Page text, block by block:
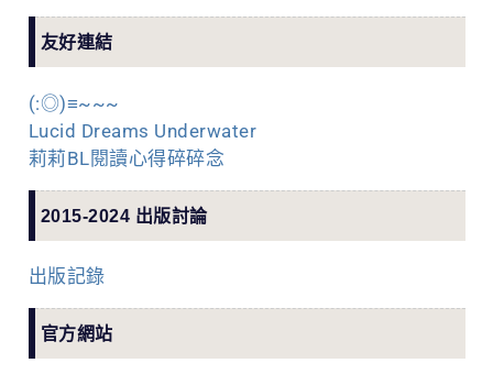
友好連結
(:◎)≡~~~
Lucid Dreams Underwater
莉莉BL閱讀心得碎碎念
2015-2024 出版討論
出版記錄
官方網站